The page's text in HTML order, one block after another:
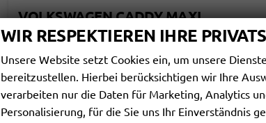
VOLKSWAGEN CADDY MAXI
BASIS 2.0TDI ACC KAM GV5 APP AHK RELING
Fahrzeugnr. 112711 Getriebe
Schaltgetriebe
Kraftstoff Diesel Außenfarbe Starlightblau Metallic
Leistung 75 kW (102 PS) Kilometerstand 10 km
01.04.2026
WIR RESPEKTIEREN IHRE
Unsere Website setzt Cookies ein, um unsere
bereitzustellen. Hierbei berücksichtigen wir Ihre
verarbeiten nur die Daten für Marketing, Analytics
Personalisierung, für die Sie uns Ihr Einverständnis